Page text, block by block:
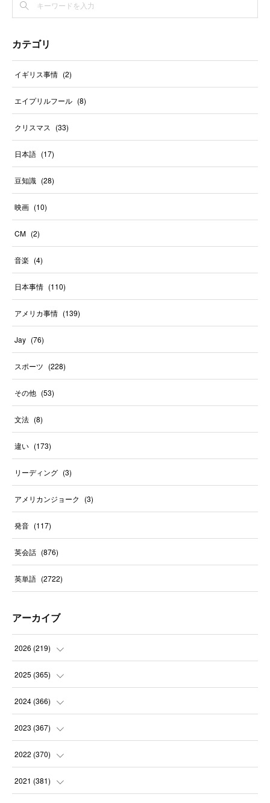
カテゴリ
イギリス事情 (2)
エイプリルフール (8)
クリスマス (33)
日本語 (17)
豆知識 (28)
映画 (10)
CM (2)
音楽 (4)
日本事情 (110)
アメリカ事情 (139)
Jay (76)
スポーツ (228)
その他 (53)
文法 (8)
違い (173)
リーディング (3)
アメリカンジョーク (3)
発音 (117)
英会話 (876)
英単語 (2722)
アーカイブ
2026 (219)
(8)
(31
(30
(31
2025 (365)
(31
(30
(31
(30
2024 (366)
(32
(30
(31
2023 (367)
(31
(31
2022 (370)
(31
2021 (381)